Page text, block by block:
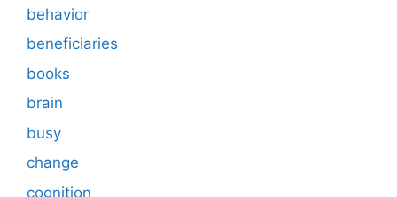
behavior
beneficiaries
books
brain
busy
change
cognition